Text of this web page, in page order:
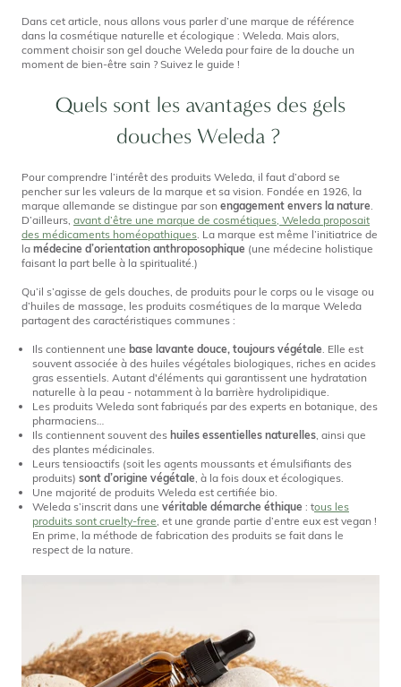
Dans cet article, nous allons vous parler d’une marque de référence
dans la cosmétique naturelle et écologique : Weleda. Mais alors,
comment choisir son gel douche Weleda pour faire de la douche un
moment de bien-être sain ? Suivez le guide !
Quels sont les avantages des gels
douches Weleda ?
Pour comprendre l’intérêt des produits Weleda, il faut d’abord se
pencher sur les valeurs de la marque et sa vision. Fondée en 1926, la
marque allemande se distingue par son engagement envers la nature
D’ailleurs, avant d’être une marque de cosmétiques, Weleda proposait
des médicaments homéopathiques . La marque est même l’initiatrice de
la médecine d’orientation anthroposophique (une médecine holistique
faisant la part belle à la spiritualité.)
Qu’il s’agisse de gels douches, de produits pour le corps ou le visage ou
d’huiles de massage, les produits cosmétiques de la marque Weleda
partagent des caractéristiques communes :
Ils contiennent une base lavante douce, toujours végétale . Elle est
souvent associée à des huiles végétales biologiques, riches en acides
gras essentiels. Autant d'éléments qui garantissent une hydratation
naturelle à la peau - notamment à la barrière hydrolipidique.
Les produits Weleda sont fabriqués par des experts en botanique, des
pharmaciens…
Ils contiennent souvent des huiles essentielles naturelles , ainsi que
des plantes médicinales.
Leurs tensioactifs (soit les agents moussants et émulsifiants des
produits) sont d’origine végétale , à la fois doux et écologiques.
Une majorité de produits Weleda est certifiée bio.
Weleda s’inscrit dans une véritable démarche éthique : tous les
produits sont cruelty-free , et une grande partie d’entre eux est vegan !
En prime, la méthode de fabrication des produits se fait dans le
respect de la nature.